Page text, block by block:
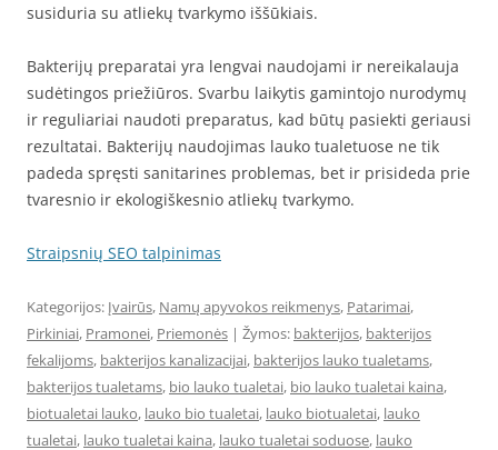
susiduria su atliekų tvarkymo iššūkiais.
Bakterijų preparatai yra lengvai naudojami ir nereikalauja
sudėtingos priežiūros. Svarbu laikytis gamintojo nurodymų
ir reguliariai naudoti preparatus, kad būtų pasiekti geriausi
rezultatai. Bakterijų naudojimas lauko tualetuose ne tik
padeda spręsti sanitarines problemas, bet ir prisideda prie
tvaresnio ir ekologiškesnio atliekų tvarkymo.
Straipsnių SEO talpinimas
Kategorijos: Įvairūs, Namų apyvokos reikmenys, Patarimai,
Pirkiniai, Pramonei, Priemonės | Žymos: bakterijos, bakterijos
fekalijoms, bakterijos kanalizacijai, bakterijos lauko tualetams,
bakterijos tualetams, bio lauko tualetai, bio lauko tualetai kaina,
biotualetai lauko, lauko bio tualetai, lauko biotualetai, lauko
tualetai, lauko tualetai kaina, lauko tualetai soduose, lauko